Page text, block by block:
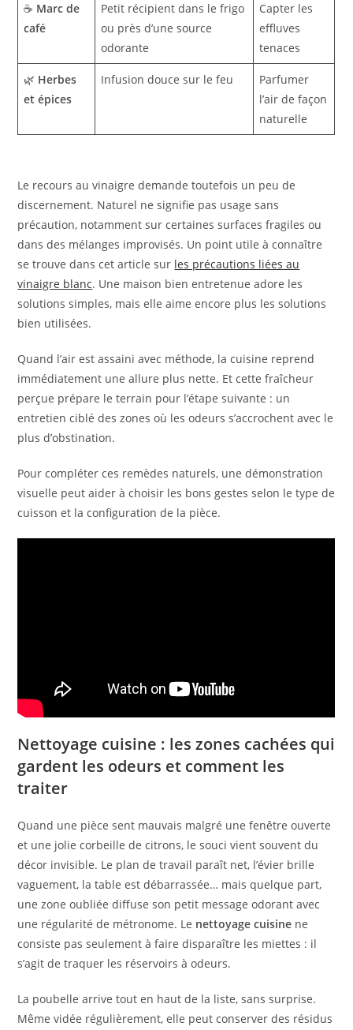
☕ Marc de
café
Petit récipient dans le frigo
ou près d’une source
odorante
Capter les
effluves
tenaces
🌿 Herbes
et épices
Infusion douce sur le feu
Parfumer
l’air de façon
naturelle
Le recours au vinaigre demande toutefois un peu de
discernement. Naturel ne signifie pas usage sans
précaution, notamment sur certaines surfaces fragiles ou
dans des mélanges improvisés. Un point utile à connaître
se trouve dans cet article sur les précautions liées au
vinaigre blanc. Une maison bien entretenue adore les
solutions simples, mais elle aime encore plus les solutions
bien utilisées.
Quand l’air est assaini avec méthode, la cuisine reprend
immédiatement une allure plus nette. Et cette fraîcheur
perçue prépare le terrain pour l’étape suivante : un
entretien ciblé des zones où les odeurs s’accrochent avec le
plus d’obstination.
Pour compléter ces remèdes naturels, une démonstration
visuelle peut aider à choisir les bons gestes selon le type de
cuisson et la configuration de la pièce.
Nettoyage cuisine : les zones cachées qui
gardent les odeurs et comment les
traiter
Quand une pièce sent mauvais malgré une fenêtre ouverte
et une jolie corbeille de citrons, le souci vient souvent du
décor invisible. Le plan de travail paraît net, l’évier brille
vaguement, la table est débarrassée… mais quelque part,
une zone oubliée diffuse son petit message odorant avec
une régularité de métronome. Le nettoyage cuisine ne
consiste pas seulement à faire disparaître les miettes : il
s’agit de traquer les réservoirs à odeurs.
La poubelle arrive tout en haut de la liste, sans surprise.
Même vidée régulièrement, elle peut conserver des résidus